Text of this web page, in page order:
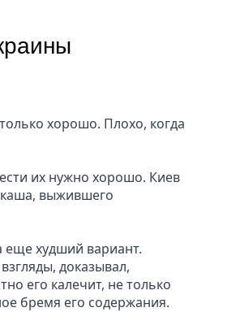
хорошо. Плохо, когда
их нужно хорошо. Киев
выжившего
еще худший вариант.
доказывал,
его калечит, не только
бремя его содержания.